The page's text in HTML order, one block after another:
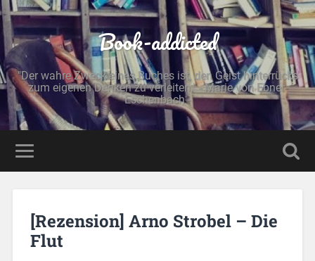
Book-addicted
"Der wahre Zweck eines Buches ist, den Geist hinterrücks
zum eigenen Denken zu verleiten." - Marie von Ebner-
Eschenbach -
[Rezension] Arno Strobel – Die
Flut